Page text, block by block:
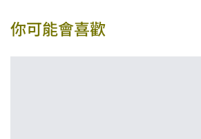
你可能會喜歡